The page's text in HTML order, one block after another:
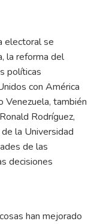
electoral se
la reforma del
políticas
con América
Venezuela, también
Rodríguez,
la Universidad
de las
decisiones
han mejorado